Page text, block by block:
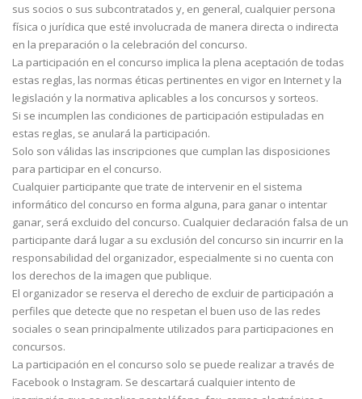
sus socios o sus subcontratados y, en general, cualquier persona
física o jurídica que esté involucrada de manera directa o indirecta
en la preparación o la celebración del concurso.
La participación en el concurso implica la plena aceptación de todas
estas reglas, las normas éticas pertinentes en vigor en Internet y la
legislación y la normativa aplicables a los concursos y sorteos.
Si se incumplen las condiciones de participación estipuladas en
estas reglas, se anulará la participación.
Solo son válidas las inscripciones que cumplan las disposiciones
para participar en el concurso.
Cualquier participante que trate de intervenir en el sistema
informático del concurso en forma alguna, para ganar o intentar
ganar, será excluido del concurso. Cualquier declaración falsa de un
participante dará lugar a su exclusión del concurso sin incurrir en la
responsabilidad del organizador, especialmente si no cuenta con
los derechos de la imagen que publique.
El organizador se reserva el derecho de excluir de participación a
perfiles que detecte que no respetan el buen uso de las redes
sociales o sean principalmente utilizados para participaciones en
concursos.
La participación en el concurso solo se puede realizar a través de
Facebook o Instagram. Se descartará cualquier intento de